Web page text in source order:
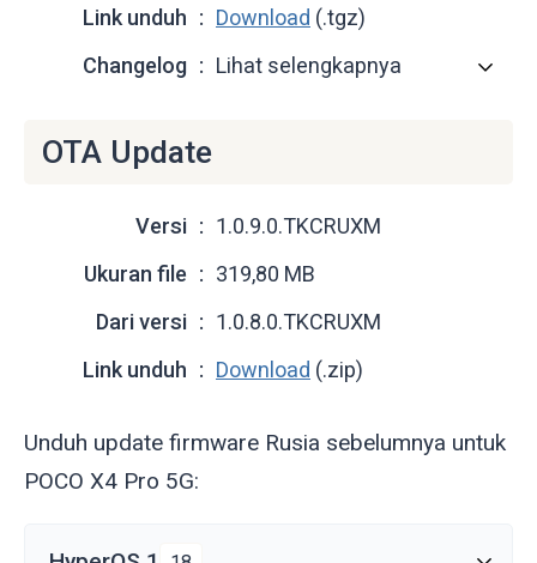
Link unduh
Download (.tgz)
Changelog
Lihat selengkapnya
OTA Update
Versi
1.0.9.0.TKCRUXM
Ukuran file
319,80 MB
Dari versi
1.0.8.0.TKCRUXM
Link unduh
Download (.zip)
Unduh update firmware Rusia sebelumnya untuk
POCO X4 Pro 5G: